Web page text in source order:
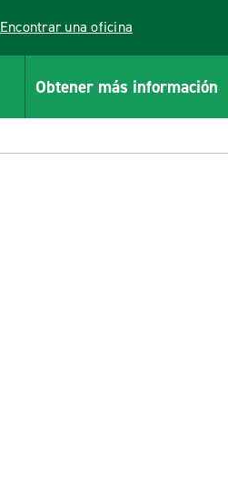
Encontrar una oficina
Obtener más información